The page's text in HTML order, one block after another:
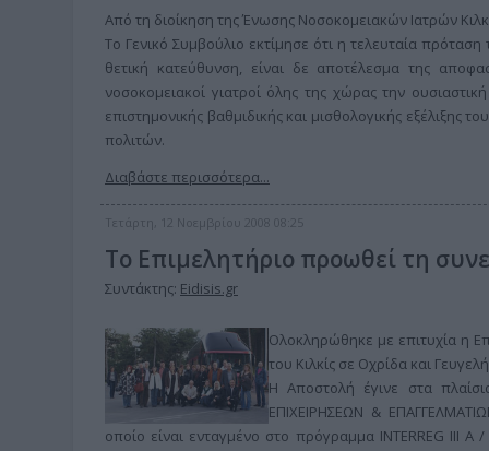
Από τη διοίκηση της Ένωσης Νοσοκομειακών Ιατρών
Το Γενικό Συμβούλιο εκτίμησε ότι η τελευταία
θετική κατεύθυνση, είναι δε αποτέλεσμα της
νοσοκομειακοί γιατροί όλης της χώρας την
επιστημονικής βαθμιδικής και μισθολογικής
πολιτών.
Διαβάστε περισσότερα...
Τετάρτη, 12 Νοεμβρίου 2008 08:25
Το Επιμελητήριο προωθεί τη
Συντάκτης: Eidisis.gr
Ολοκληρώθηκε με επιτυχία η
του Κιλκίς σε Οχρίδα και
Η Αποστολή έγινε στα
ΕΠΙΧΕΙΡΗΣΕΩΝ &
οποίο είναι ενταγμένο στο πρόγραμμα INTERREG ΙΙΙ